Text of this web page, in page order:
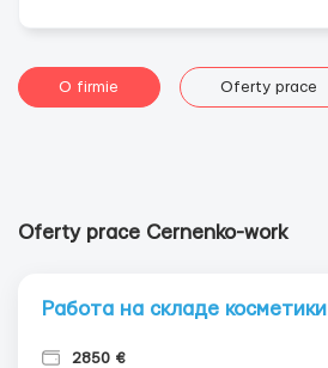
O firmie Oferty prace
Oferty prace Cernenko-work
Работа на складе косметики
2850 €